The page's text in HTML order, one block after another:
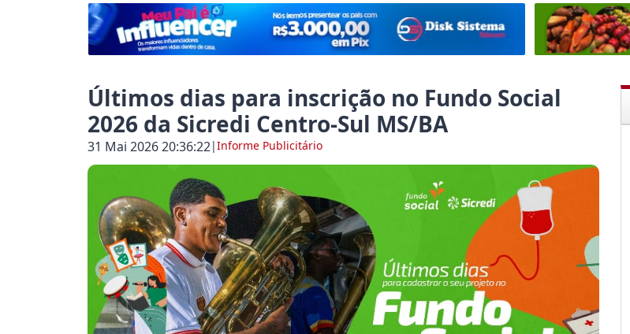
Últimos dias para inscrição no Fundo Social
2026 da Sicredi Centro-Sul MS/BA
31 Mai 2026 20:36:22|Informe Publicitário